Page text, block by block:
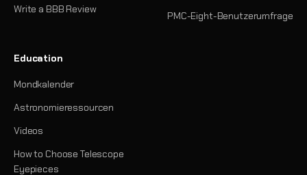
Write a BBB Review
PMC-Eight-Benutzerumfrage
Education
Mondkalender
Astronomieressourcen
Videos
How to Choose Telescope
Eyepieces